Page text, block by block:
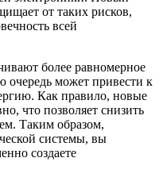
от таких рисков,
всей
более равномерное
очередь может привести к
Как правило, новые
что позволяет снизить
Таким образом,
системы, вы
создаете